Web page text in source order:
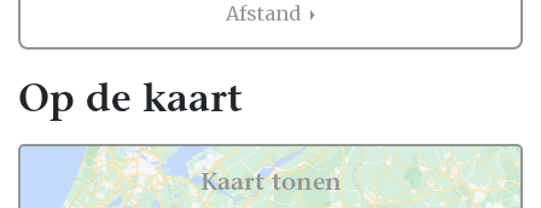
Afstand
Op de kaart
Kaart tonen